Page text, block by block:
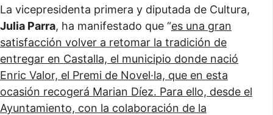
La vicepresidenta primera y diputada de Cultura,
Julia Parra, ha manifestado que “es una gran
satisfacción volver a retomar la tradición de
entregar en Castalla, el municipio donde nació
Enric Valor, el Premi de Novel·la, que en esta
ocasión recogerá Marian Díez. Para ello, desde el
Ayuntamiento, con la colaboración de la